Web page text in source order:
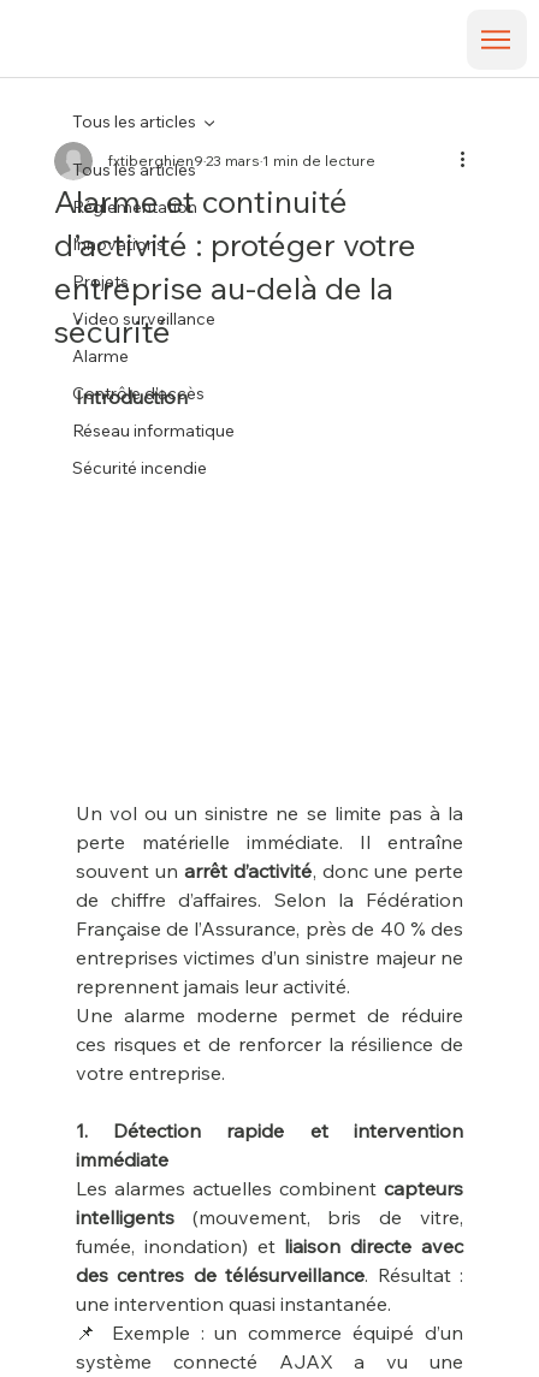
Tous les articles
Réglementation
Innovations
Projets
Video surveillance
Alarme
Contrôle d'accès
Réseau informatique
Sécurité incendie
Tous les articles
Alarme et continuité
d’activité : protéger votre
entreprise au-delà de la
sécurité
fxtiberghien923 mars1 min de lecture
Introduction
Un vol ou un sinistre ne se limite pas à la
perte matérielle immédiate. Il entraîne
souvent un arrêt d’activité, donc une perte
de chiffre d’affaires. Selon la Fédération
Française de l’Assurance, près de 40 % des
entreprises victimes d’un sinistre majeur ne
reprennent jamais leur activité.
Une alarme moderne permet de réduire
ces risques et de renforcer la résilience de
votre entreprise.
1. Détection rapide et intervention
immédiate
Les alarmes actuelles combinent capteurs
intelligents (mouvement, bris de vitre,
fumée, inondation) et liaison directe avec
des centres de télésurveillance. Résultat :
une intervention quasi instantanée.
📌 Exemple : un commerce équipé d’un
système connecté AJAX a vu une